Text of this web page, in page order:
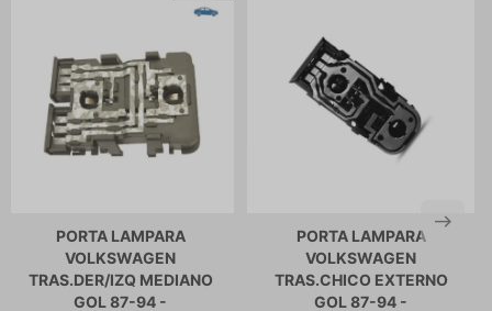
PORTA LAMPARA
VOLKSWAGEN
TRAS.DER/IZQ MEDIANO
GOL 87-94 -
PORTA LAMPARA
VOLKSWAGEN
TRAS.CHICO EXTERNO
GOL 87-94 -